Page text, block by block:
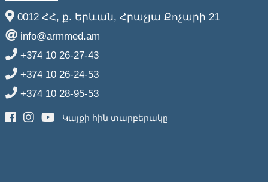
0012 ՀՀ, ք. Երևան, Հրաչյա Քոչարի 21
info@armmed.am
+374 10 26-27-43
+374 10 26-24-53
+374 10 28-95-53
Կայքի հին տարբերակը